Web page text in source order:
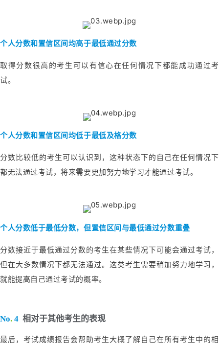
个人分数和置信区间均高于最低通过分数
取得分数很高的考生可以有信心在任何情况下都能成功通过考
试。
个人分数和置信区间均低于最低及格分数
分数比较低的考生可以认识到，这种状态下的自己在任何情况下
都无法通过考试，将来需要更加努力地学习才能通过考试。
个人分数低于最低分数，但置信区间与最低通过分数重叠
分数接近于最低通过分数的考生在某些情况下可能会通过考试，
但在大多数情况下都无法通过。这类考生需要稍加努力地学习，
就能提高自己通过考试的概率。
No. 4 相对于其他考生的表现
最后，考试成绩报告会帮助考生大概了解自己在所有考生中的相